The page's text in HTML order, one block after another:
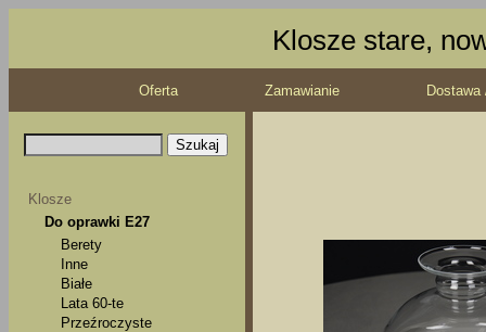
Klosze stare,
Oferta Zamawianie
Klosze
Do oprawki E27
Berety
Inne
Białe
Lata 60-te
Przeźroczyste